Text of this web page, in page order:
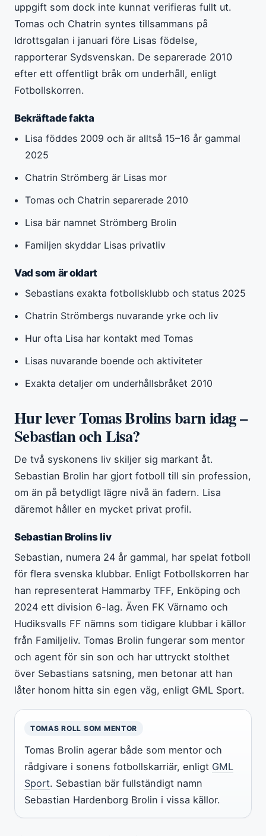
uppgift som dock inte kunnat verifieras fullt ut.
Tomas och Chatrin syntes tillsammans på
Idrottsgalan i januari före Lisas födelse,
rapporterar Sydsvenskan. De separerade 2010
efter ett offentligt bråk om underhåll, enligt
Fotbollskorren.
Bekräftade fakta
Lisa föddes 2009 och är alltså 15–16 år gammal
2025
Chatrin Strömberg är Lisas mor
Tomas och Chatrin separerade 2010
Lisa bär namnet Strömberg Brolin
Familjen skyddar Lisas privatliv
Vad som är oklart
Sebastians exakta fotbollsklubb och status 2025
Chatrin Strömbergs nuvarande yrke och liv
Hur ofta Lisa har kontakt med Tomas
Lisas nuvarande boende och aktiviteter
Exakta detaljer om underhållsbråket 2010
Hur lever Tomas Brolins barn idag –
Sebastian och Lisa?
De två syskonens liv skiljer sig markant åt.
Sebastian Brolin har gjort fotboll till sin profession,
om än på betydligt lägre nivå än fadern. Lisa
däremot håller en mycket privat profil.
Sebastian Brolins liv
Sebastian, numera 24 år gammal, har spelat fotboll
för flera svenska klubbar. Enligt Fotbollskorren har
han representerat Hammarby TFF, Enköping och
2024 ett division 6-lag. Även FK Värnamo och
Hudiksvalls FF nämns som tidigare klubbar i källor
från Familjeliv. Tomas Brolin fungerar som mentor
och agent för sin son och har uttryckt stolthet
över Sebastians satsning, men betonar att han
låter honom hitta sin egen väg, enligt GML Sport.
TOMAS ROLL SOM MENTOR
Tomas Brolin agerar både som mentor och
rådgivare i sonens fotbollskarriär, enligt GML
Sport. Sebastian bär fullständigt namn
Sebastian Hardenborg Brolin i vissa källor.